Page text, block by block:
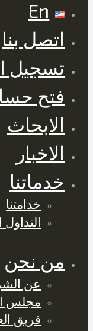
En
اتصل بنا
تسجيل
فتح
الابحاث
الاخبار
خدماتنا
خدامتنا
التداول
من نحن
عن
مجلس
فريق